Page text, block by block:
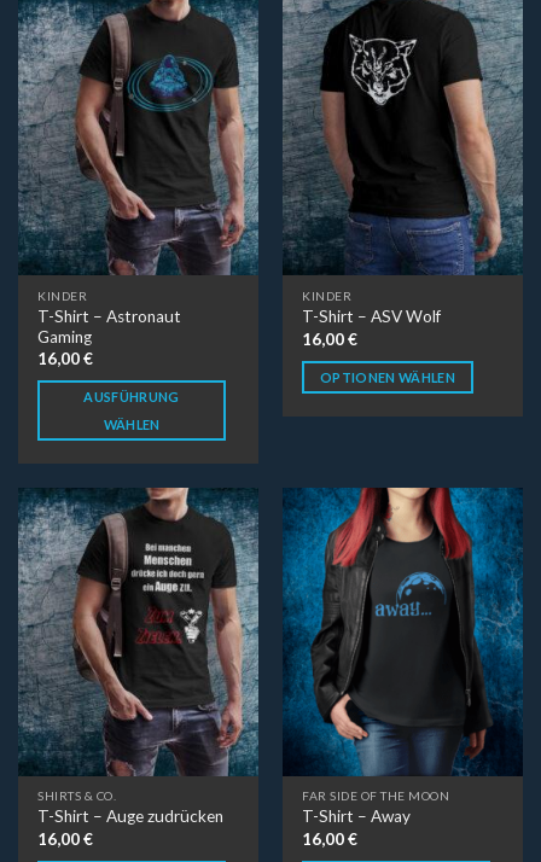
KINDER
T-Shirt – Astronaut
Gaming
16,00€
AUSFÜHRUNG
WÄHLEN
KINDER
T-Shirt – ASV Wolf
16,00€
OPTIONEN WÄHLEN
SHIRTS & CO.
T-Shirt – Auge zudrücken
16,00€
FAR SIDE OF THE MOON
T-Shirt – Away
16,00€